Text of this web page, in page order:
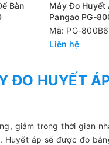
Bàn
Máy Đo Huyết
Pangao PG-
Mã: PG-
Liên hệ
ĐO HUYẾT
giảm trong thời gian
áp sẽ được đo